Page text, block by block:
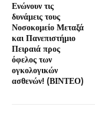
Ενώνουν τις
δυνάμεις τους
Νοσοκομείο Μεταξά
και Πανεπιστήμιο
Πειραιά προς
όφελος των
ογκολογικών
ασθενών! (ΒΙΝΤΕΟ)